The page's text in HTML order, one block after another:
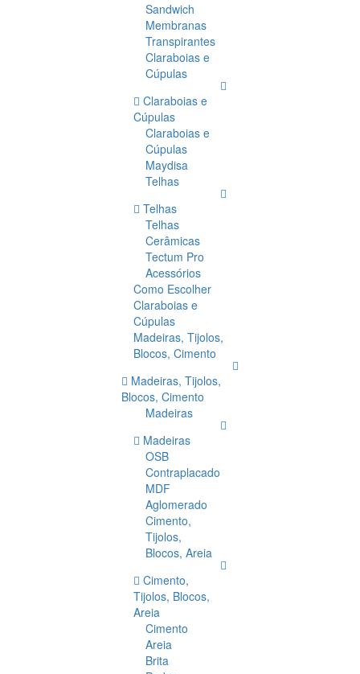
Sandwich
Membranas
Transpirantes
Claraboias e
Cúpulas
Claraboias e
Cúpulas
Claraboias e
Cúpulas
Maydisa
Telhas
Telhas
Telhas
Cerâmicas
Tectum Pro
Acessórios
Como Escolher
Claraboias e
Cúpulas
Madeiras, Tijolos,
Blocos, Cimento
Madeiras, Tijolos,
Blocos, Cimento
Madeiras
Madeiras
OSB
Contraplacado
MDF
Aglomerado
Cimento,
Tijolos,
Blocos, Areia
Cimento,
Tijolos, Blocos,
Areia
Cimento
Areia
Brita